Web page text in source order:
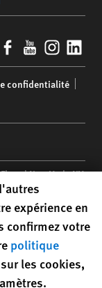
Facebook
YouTube
confidentialité
| New York,NY
in the US
expérience en
confirmez votre
politique
les cookies,